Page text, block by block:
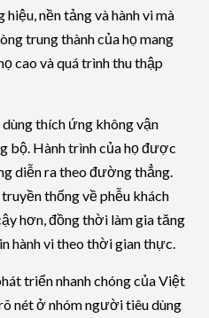
nền tảng và hành vi mà
trung thành của họ mang
cao và quá trình thu thập
thích ứng không vận
bộ. Hành trình của họ được
diễn ra theo đường thẳng.
thống về phễu khách
hơn, đồng thời làm gia tăng
hành vi theo thời gian thực.
triển nhanh chóng của Việt
nét ở nhóm người tiêu dùng